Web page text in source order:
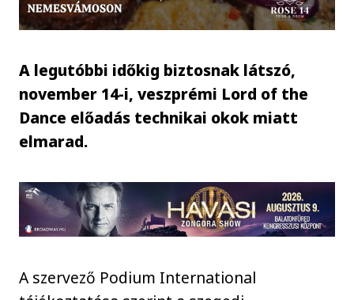
A legutóbbi időkig biztosnak látszó,
november 14-i, veszprémi Lord of the
Dance előadás technikai okok miatt
elmarad.
A szervező Podium International